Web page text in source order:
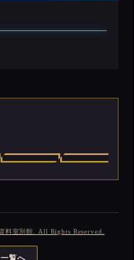
室別館. All Rights Reserved.
覧へ